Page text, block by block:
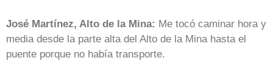
José Martínez, Alto de la Mina: Me tocó caminar hora y
media desde la parte alta del Alto de la Mina hasta el
puente porque no había transporte.